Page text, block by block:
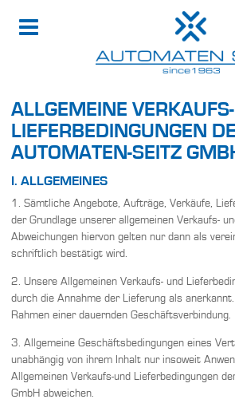
ALLGEMEINE
LIEFERBEDINGUNGEN
AUTOMATEN-SEITZ
I. ALLGEMEINES
1. Sämtliche Angebote, Aufträge, Verkäufe,
der Grundlage unserer allgemeinen Verkaufs-
Abweichungen hiervon gelten nur dann als
schriftlich bestätigt wird.
2. Unsere Allgemeinen Verkaufs- und
durch die Annahme der Lieferung als
Rahmen einer dauernden Geschäftsverbindung.
3. Allgemeine Geschäftsbedingungen eines
unabhängig von ihrem Inhalt nur insoweit
Allgemeinen Verkaufs-und Lieferbedingungen
GmbH abweichen.